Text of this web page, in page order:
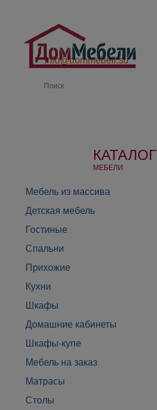
info@dommebeli.su
КАТАЛОГ
МЕБЕЛИ
Мебель из массива
Детская мебель
Гостиные
Спальни
Прихожие
Кухни
Шкафы
Домашние кабинеты
Шкафы-купе
Мебель на заказ
Матрасы
Столы